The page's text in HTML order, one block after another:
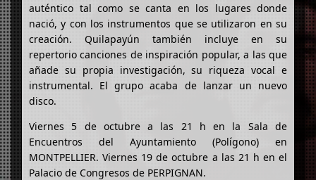
auténtico tal como se canta en los lugares donde
nació, y con los instrumentos que se utilizaron en su
creación. Quilapayún también incluye en su
repertorio canciones de inspiración popular, a las que
añade su propia investigación, su riqueza vocal e
instrumental. El grupo acaba de lanzar un nuevo
disco.
Viernes 5 de octubre a las 21 h en la Sala de
Encuentros del Ayuntamiento (Polígono) en
MONTPELLIER. Viernes 19 de octubre a las 21 h en el
Palacio de Congresos de PERPIGNAN.